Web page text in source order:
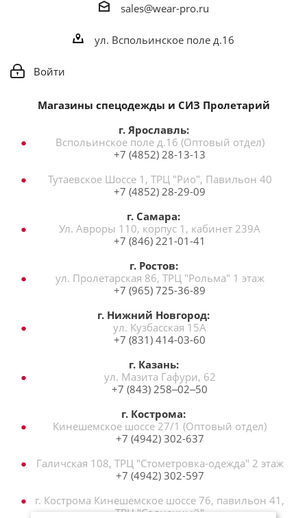
sales@wear-pro.ru
ул. Вспольинское поле д.16
Войти
Магазины спецодежды и СИЗ Пролетарий
г. Ярославль:
Вспольинское поле д.16 (Оптовый отдел)
+7 (4852) 28-13-13
Тутаевское Шоссе 1, ТРЦ "Рио", Павильон 40
+7 (4852) 28-29-09
г. Самара:
Ул. Авроры 110, корпус 1, кабинет 239А
+7 (846) 221-01-41
г. Ростов:
ул. Пролетарская 86, ТРЦ "Рольма" 1 этаж
+7 (965) 725-36-89
г. Нижний Новгород:
ул. Кузбасская 15А
+7 (831) 414-03-60
г. Казань:
ул. Мазита Гафури, 62
+7 (843) 258‒02‒50
г. Кострома:
Кинешемское шоссе 27/1 (Оптовый отдел)
+7 (4942) 302-637
Галичская 108, ТРЦ "Стометровка-одежда" 2 этаж
+7 (4942) 302-597
г. Кострома Кинешемское шоссе 76, павильон 41,
ТРЦ "Солнечный"